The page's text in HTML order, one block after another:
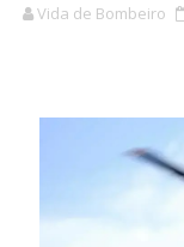
Vida de Bombeiro